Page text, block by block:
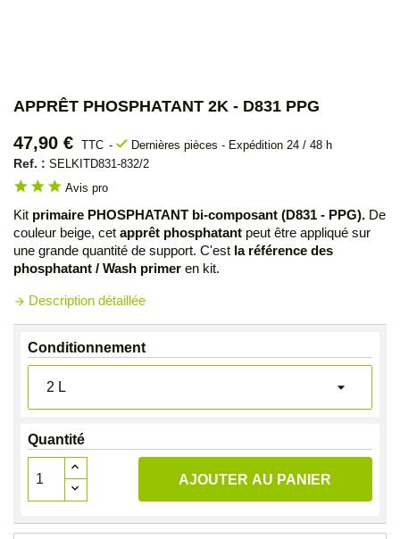
APPRÊT PHOSPHATANT 2K - D831 PPG
47,90 € TTC check Dernières pièces - Expédition 24 / 48 h
Ref. : SELKITD831-832/2
star star star Avis pro
Kit primaire PHOSPHATANT bi-composant (D831 - PPG). De
couleur beige, cet apprêt phosphatant peut être appliqué sur
une grande quantité de support. C'est la référence des
phosphatant / Wash primer en kit.
arrow_forward Description détaillée
Conditionnement
Quantité
AJOUTER AU PANIER